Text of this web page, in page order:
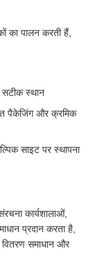
का पालन करती हैं,
स्थान
पैकेजिंग और क्रमिक
साइट पर स्थापना
कार्यशालाओं,
प्रदान करता है,
वितरण समाधान और